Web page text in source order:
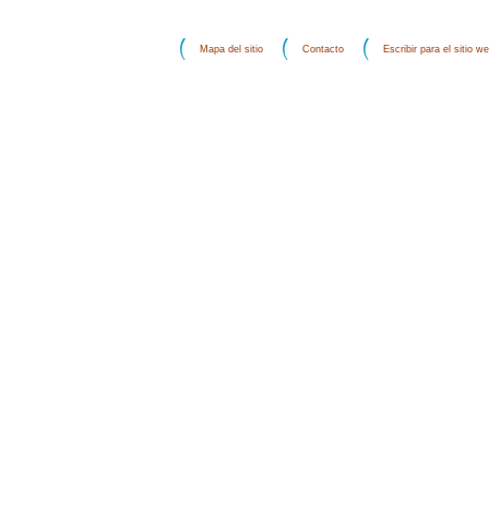
Mapa del sitio Contacto Escribir para el sitio